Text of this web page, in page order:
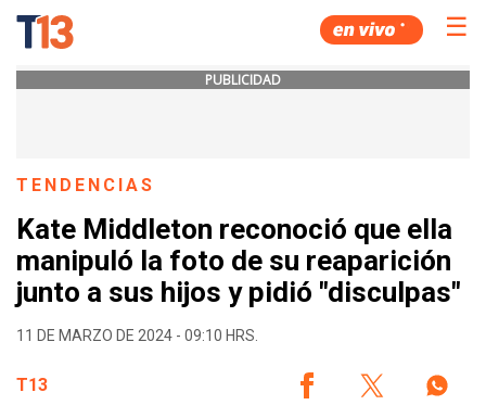
☰
PUBLICIDAD
TENDENCIAS
Kate Middleton reconoció que ella
manipuló la foto de su reaparición
junto a sus hijos y pidió "disculpas"
11 DE MARZO DE 2024 - 09:10 HRS.
T13